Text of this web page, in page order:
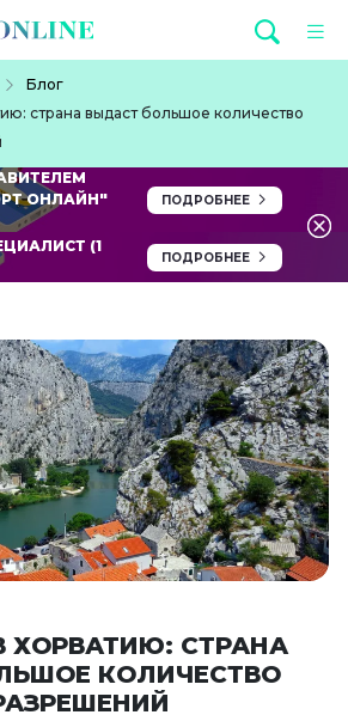
Блог
страна выдаст большое количество
ОНЛАЙН"
ПОДРОБНЕЕ
(1
ПОДРОБНЕЕ
ХОРВАТИЮ: СТРАНА
КОЛИЧЕСТВО